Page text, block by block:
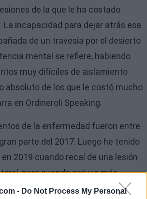
- Do Not Process My Personal
de la que le ha costado
La incapacidad para dejar atrás esa
de un travesía por el desierto
mental se refiere, habiendo
muy difíciles de aislamiento
absoluto de los que le costó mucho
en Ordineroli Speaking.
de la enfermedad fueron entre
parte del 2017. Luego he tenido
2019 cuando recaí de una lesión
pero cuando estuve más
Era incapaz de ver nada positivo,